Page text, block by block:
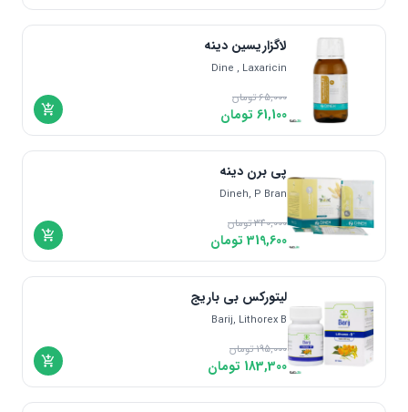
لاگزاریسین دینه
Dine , Laxaricin
65,000تومان
61,100 تومان
پی برن دینه
Dineh, P Bran
340,000تومان
319,600 تومان
لیتورکس بی باریج
Barij, Lithorex B
195,000تومان
183,300 تومان